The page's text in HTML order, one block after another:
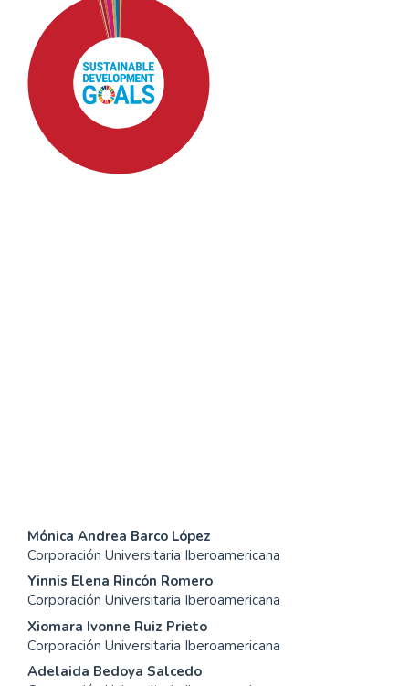
Contenido
principal
del
artículo
Mónica Andrea Barco López
Corporación Universitaria Iberoamericana
Yinnis Elena Rincón Romero
Corporación Universitaria Iberoamericana
Xiomara Ivonne Ruiz Prieto
Corporación Universitaria Iberoamericana
Adelaida Bedoya Salcedo